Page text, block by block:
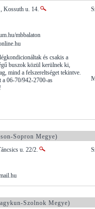
Kossuth u. 14.
mbbalaton
és csakis a
buszok közül kerülnek ki,
mind a felszereltséget tekintve.
a 06-70/942-2700-as
Sopron Megye)
u. 22/2.
Szolnok Megye)